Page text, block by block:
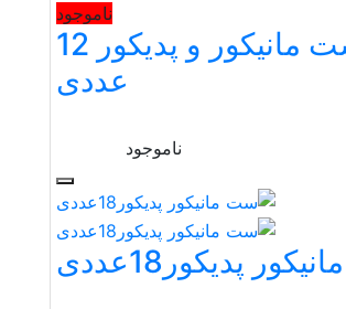
ناموجود
ست مانیکور و پدیکور 12
عددی
ناموجود
پدیکور18عددی